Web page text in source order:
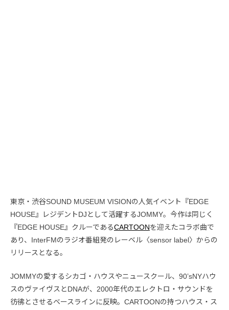
東京・渋谷SOUND MUSEUM VISIONの人気イベント『EDGE
HOUSE』レジデントDJとして活躍するJOMMY。今作は同じく
『EDGE HOUSE』クルーであるCARTOONを迎えたコラボ曲で
あり、InterFMのラジオ番組発のレーベル〈sensor label〉からの
リリースとなる。
JOMMYの愛するシカゴ・ハウスやニュースクール、90’sNYハウ
スのヴァイヴスとDNAが、2000年代のエレクトロ・サウンドを
彷彿とさせるベースラインに反映。CARTOONの持つハウス・ス